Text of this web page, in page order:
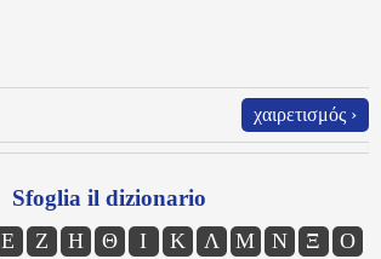
χαιρετισμός ›
Sfoglia il dizionario
Ε Ζ Η Θ Ι Κ Λ Μ Ν Ξ
Ο